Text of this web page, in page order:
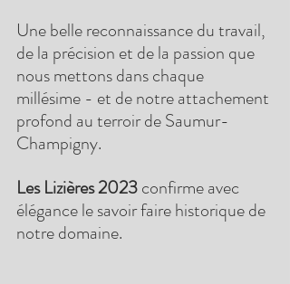
Une belle reconnaissance du travail,
de la précision et de la passion que
nous mettons dans chaque
millésime - et de notre attachement
profond au terroir de Saumur-
Champigny.
Les Lizières 2023 confirme avec
élégance le savoir faire historique de
notre domaine.